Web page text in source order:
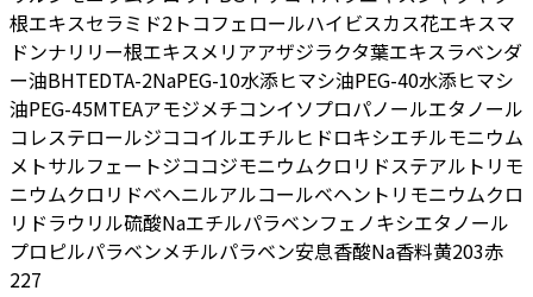
根エキスセラミド2 トコフェロールハイビスカス花エキスマ
ドンナリリー根エキスメリアアザジラクタ葉エキスラベンダ
ー油BHTEDTA-2NaPEG-10水添ヒマシ油PEG-40水添ヒマシ
油PEG-45MTEAアモジメチコンイソプロパノールエタノール
コレステロールジココイルエチルヒドロキシエチルモニウム
メトサルフェートジココジモニウムクロリドステアルトリモ
ニウムクロリドベヘニルアルコールベヘントリモニウムクロ
リドラウリル硫酸Naエチルパラベンフェノキシエタノール
プロピルパラベンメチルパラベン安息香酸Na香料黄203赤
227